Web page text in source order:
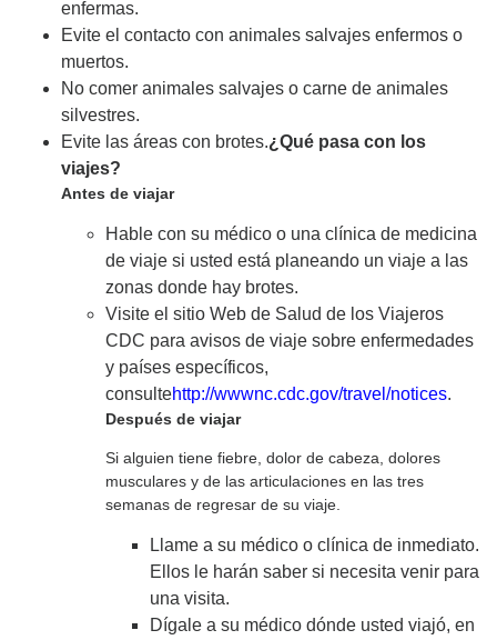
enfermas.
Evite el contacto con animales salvajes enfermos o
muertos.
No comer animales salvajes o carne de animales
silvestres.
Evite las áreas con brotes.¿Qué pasa con los
viajes?
Antes de viajar
Hable con su médico o una clínica de medicina
de viaje si usted está planeando un viaje a las
zonas donde hay brotes.
Visite el sitio Web de Salud de los Viajeros
CDC para avisos de viaje sobre enfermedades
y países específicos,
consultehttp://wwwnc.cdc.gov/travel/notices.
Después de viajar
Si alguien tiene fiebre, dolor de cabeza, dolores
musculares y de las articulaciones en las tres
semanas de regresar de su viaje.
Llame a su médico o clínica de inmediato.
Ellos le harán saber si necesita venir para
una visita.
Dígale a su médico dónde usted viajó, en